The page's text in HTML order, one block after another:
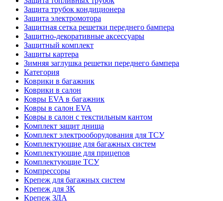
Защита трубок кондиционера
Защита электромотора
Защитная сетка решетки переднего бампера
Защитно-декоративные аксессуары
Защитный комплект
Защиты картера
Зимняя заглушка решетки переднего бампера
Категория
Коврики в багажник
Коврики в салон
Ковры EVA в багажник
Ковры в салон EVA
Ковры в салон с текстильным кантом
Комплект защит днища
Комплект электрооборудования для ТСУ
Комплектующие для багажных систем
Комплектующие для прицепов
Комплектующие ТСУ
Компрессоры
Крепеж для багажных систем
Крепеж для ЗК
Крепеж ЗДА